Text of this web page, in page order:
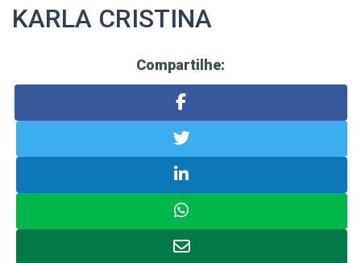
KARLA CRISTINA
Compartilhe: